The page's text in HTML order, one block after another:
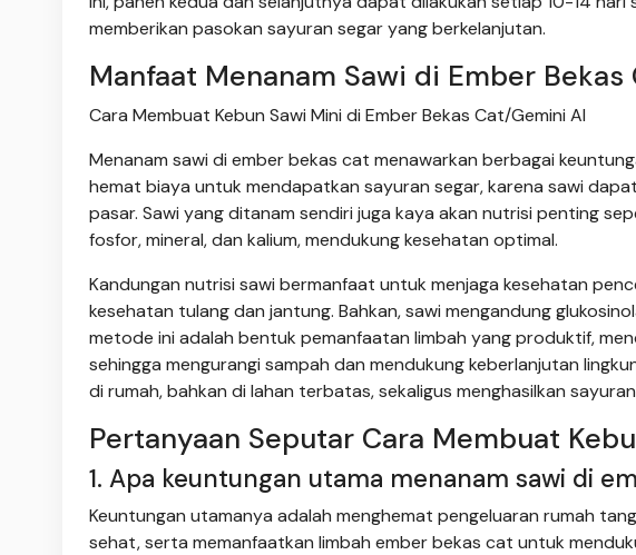
memberikan pasokan sayuran segar yang berkelanjutan.
Manfaat Menanam Sawi di Ember Bekas
Cara Membuat Kebun Sawi Mini di Ember Bekas Cat/Gemini AI
Menanam sawi di ember bekas cat menawarkan berbagai
hemat biaya untuk mendapatkan sayuran segar, karena sawi
pasar. Sawi yang ditanam sendiri juga kaya akan nutrisi penting
fosfor, mineral, dan kalium, mendukung kesehatan optimal.
Kandungan nutrisi sawi bermanfaat untuk menjaga kesehatan
kesehatan tulang dan jantung. Bahkan, sawi mengandung
metode ini adalah bentuk pemanfaatan limbah yang produktif,
sehingga mengurangi sampah dan mendukung keberlanjutan
di rumah, bahkan di lahan terbatas, sekaligus menghasilkan
Pertanyaan Seputar Cara Membuat
1. Apa keuntungan utama menanam sawi di
Keuntungan utamanya adalah menghemat pengeluaran rumah
sehat, serta memanfaatkan limbah ember bekas cat untuk